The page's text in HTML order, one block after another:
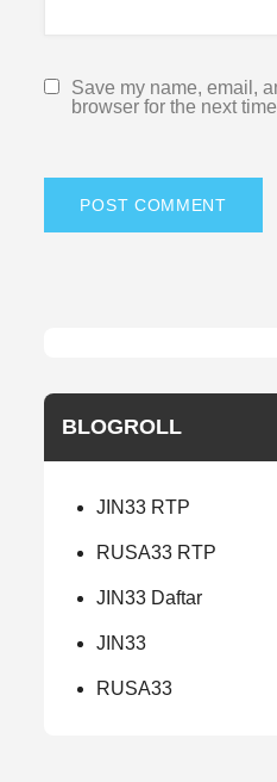
Save my name, email,
browser for the next
BLOGROLL
JIN33 RTP
RUSA33 RTP
JIN33 Daftar
JIN33
RUSA33